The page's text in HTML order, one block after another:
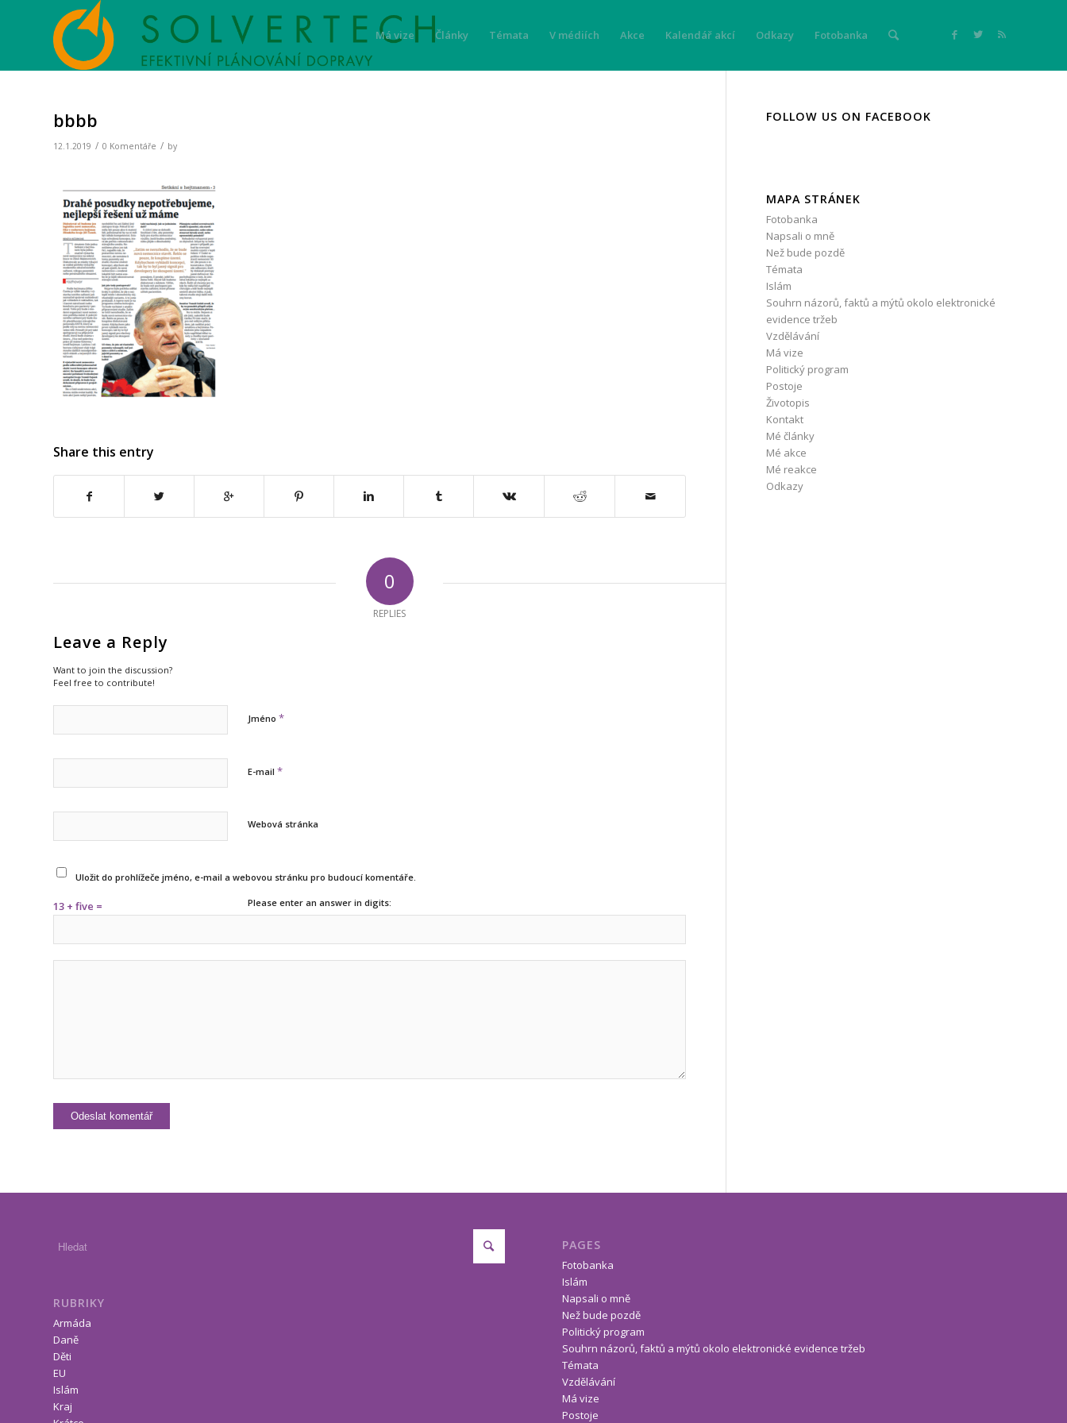
Má vize Články Témata V médiích Akce Kalendář akcí Odkazy Fotobanka
bbbb
12.1.2019 / 0 Komentáře / by
Share this entry
0
REPLIES
Leave a Reply
Want to join the discussion?
Feel free to contribute!
Jméno *
E-mail *
Webová stránka
Uložit do prohlížeče jméno, e-mail a webovou stránku pro budoucí komentáře.
Please enter an answer in digits:
13 + five =
FOLLOW US ON FACEBOOK
MAPA STRÁNEK
Fotobanka
Napsali o mně
Než bude pozdě
Témata
Islám
Souhrn názorů, faktů a mýtů okolo elektronické
evidence tržeb
Vzdělávání
Má vize
Politický program
Postoje
Životopis
Kontakt
Mé články
Mé akce
Mé reakce
Odkazy
RUBRIKY
Armáda
Daně
Děti
EU
Islám
Kraj
PAGES
Fotobanka
Islám
Napsali o mně
Než bude pozdě
Politický program
Souhrn názorů, faktů a mýtů okolo elektronické evidence tržeb
Témata
Vzdělávání
Má vize
Postoje